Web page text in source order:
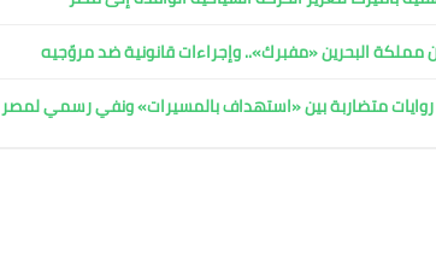
مملكة البحرين «مفبرك».. وإجراءات قانونية ضد مروّجيه
متضاربة بين «استهداف بالمسيرات» ونفي رسمي لمصر